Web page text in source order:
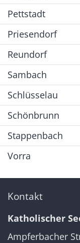
Pettstadt
Priesendorf
Reundorf
Sambach
Schlüsselau
Schönbrunn
Stappenbach
Vorra
Kontakt
Katholischer
Ampferbacher